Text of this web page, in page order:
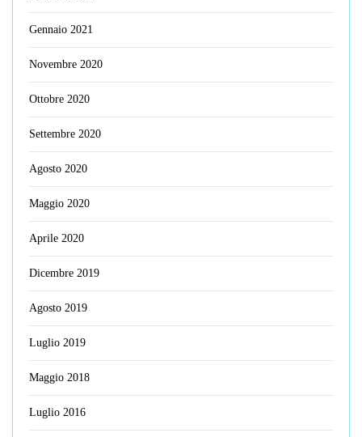
Gennaio 2021
Novembre 2020
Ottobre 2020
Settembre 2020
Agosto 2020
Maggio 2020
Aprile 2020
Dicembre 2019
Agosto 2019
Luglio 2019
Maggio 2018
Luglio 2016